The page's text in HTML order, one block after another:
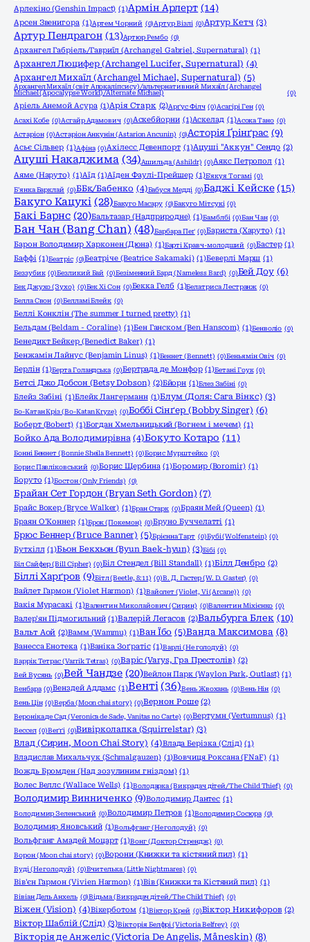
Арлекіно (Genshin Impact) (1)Армін Арлерт (14)
Арсен Звенигора (1)Артем Чорний (0)Артур Візлі (0)Артур Кетч (3)
Артур Пендрагон (13)Артюр Рембо (0)
Архангел Габріель/Гавриїл (Archangel Gabriel, Supernatural) (1)
Архангел Люцифер (Archangel Lucifer, Supernatural) (4)
Архангел Михаїл (Archangel Michael, Supernatural) (5)
Архангел Михаїл (світ Апокаліпсису)/альтернативний Михаїл (Archangel
Michael (Apocalypse World)/Alternate Michael)
(0)
Аріель Анемой Асура (1)Арія Старк (2)Арґус Філч (0)Асагірі Ген (0)
Асахі Кобе (0)Асгайр Адамович (0)Аскебйорни (1)Аскелад (1)Асока Тано (0)
Астаріон (0)Астаріон Анкунін (Astarion Ancunin) (0)Асторія Ґрінґрас (9)
Асьє Сільвер (1)Афіна (0)Ахілесс Девенпорт (1)Ацуші "Аккун" Сендо (2)
Ацуші Накаджима (34)Ашильда (Ashildr) (0)Аякс Петропол (1)
Аяме (Наруто) (1)Аїд (1)Аїден Фаулі-Прейшер (1)Б'якуя Тогамі (0)
Б'янка Барклай (0)ББк/Бабенко (4)Бабуся Медді (0)Баджі Кейске (15)
Бакуго Кацукі (28)Бакуго Масару (0)Бакуго Мітсукі (0)
Бакі Барнс (20)Бальтазар (Надприродне) (1)Бамблбі (0)Бан Чан (0)
Бан Чан (Bang Chan) (48)Барбара Пеґ (0)Бариста (Харуто) (1)
Барон Володимир Харконен (Дюна) (1)Барті Кравч-молодший (0)Бастер (1)
Баффі (1)Беатріс (0)Беатріче (Beatrice Sakamaki) (1)Беверлі Марш (1)
Беззубик (0)Безликий Бай (0)Безіменний Бард (Nameless Bard) (0)Бей Доу (6)
Бек Джухо (Зухо) (0)Бек Хі Сон (0)Бекка Гелб (1)Белатриса Лестранж (0)
Белла Свон (0)Белламі Блейк (0)
Беллі Конклін (The summer I turned pretty) (1)
Бельдам (Beldam - Coraline) (1)Бен Ганском (Ben Hanscom) (1)Бенволіо (0)
Бенедикт Бейкер (Benedict Baker) (1)
Бенжамін Лайнус (Benjamin Linus) (1)Беннет (Bennett) (0)Беньямін Овіч (0)
Берлін (1)Берта Голандська (0)Бертрада де Монфор (1)Бетані Гоук (0)
Бетсі Джо Добсон (Betsy Dobson) (2)Бйорн (1)Блез Забіні (0)
Блейз Забіні (1)Блейк Лангерманн (1)Блум (Доля: Сага Вінкс) (3)
Бо-Катан Кріз (Bo-Katan Kryze) (0)Боббі Сінґер (Bobby Singer) (6)
Боберт (Bobert) (1)Богдан Хмельницький (Вогнем і мечем) (1)
Бойко Ада Володимирівна (4)Бокуто Котаро (11)
Бонні Беннет (Bonnie Sheila Bennett) (0)Борис Мурштейко (0)
Борис Павліковський (0)Борис Щербина (1)Боромир (Boromir) (1)
Боруто (1)Бостон (Only Friends) (0)
Брайан Сет Гордон (Bryan Seth Gordon) (7)
Брайс Вокер (Bryce Walker) (1)Бран Старк (0)Браян Мей (Queen) (1)
Браян О'Коннер (1)Брок (Покемон) (0)Бруно Буччелатті (1)
Брюс Беннер (Bruce Banner) (5)Брієнна Тарт (0)Бубі (Wolfenstein) (0)
Бутхілл (1)Бьон Бекхьон (Byun Baek-hyun) (3)Бібі (0)
Біл Сайфер (Bill Cipher) (0)Біл Стендел (Bill Standall) (1)Білл Денбро (2)
Біллі Харґров (9)Бітл (Beetle, 8:11) (0)В. Д. Гастер (W. D. Gaster) (0)
Вайлет Гармон (Violet Harmon) (1)Вайолет (Violet, Vi (Arcane)) (0)
Вакія Мурасакі (1)Валентин Миколайович (Сирин) (0)Валентин Міхієнко (0)
Валер'ян Підмогильний (1)Валерій Легасов (2)Вальбурга Блек (10)
Вальт Аой (2)Вамм (Wammu) (1)Ван Їбо (5)Ванда Максимова (8)
Ванесса Енотека (1)Ваніка Зоґратіс (1)Варлі (Не голодуй) (0)
Варрік Тетрас (Varrik Tetras) (0)Варіс (Varys, Гра Престолів) (2)
Вей Вусянь (0)Вей Чандзе (20)Вейлон Парк (Waylon Park, Outlast) (1)
Венбара (0)Венздей Аддамс (1)Венті (36)Вень Жвохань (0)Вень Нін (0)
Вень Цін (0)Верба (Moon chai story) (0)Вернон Роше (2)
Вероніка де Сад (Veronica de Sade, Vanitas no Carte) (0)Вертумн (Vertumnus) (1)
Вессел (0)Веґґі (0)Вивірколапка (Squirrelstar) (3)
Влад (Сирин, Moon Chai Story) (4)Влада Берізка (Слід) (1)
Владислав Михальчук (Schmalgauzen) (1)Вовчиця Роксана (FNaF) (1)
Вождь Бромден (Над зозулиним гніздом) (1)
Волес Веллс (Wallace Wells) (1)Володарка (Викрадач дітей/The Child Thief) (0)
Володимир Винниченко (9)Володимир Дантес (1)
Володимир Зеленський (0)Володимир Петров (1)Володимир Сосюра (0)
Володимир Яновський (1)Вольфганг (Не голодуй) (0)
Вольфганг Амадей Моцарт (1)Вонг (Доктор Стрендж) (0)
Ворон (Moon chai story) (0)Ворони (Книжки та кістяний пил) (1)
Вуді (Не голодуй) (0)Вчителька (Little Nightmares) (0)
Вів'єн Гармон (Vivien Harmon) (1)Вів (Книжки та Кістяний пил) (1)
Вівіан Дель Анхель (0)Відьма (Викрадач дітей/The Child Thief) (0)
Віжен (Vision) (4)Вікерботом (1)Віктор Крей (0)Віктор Никифоров (2)
Віктор Шаблій (Слід) (3)Вікторія Белфрі (Victoria Belfrey) (0)
Вікторія де Анжеліс (Victoria De Angelis, Måneskin) (8)